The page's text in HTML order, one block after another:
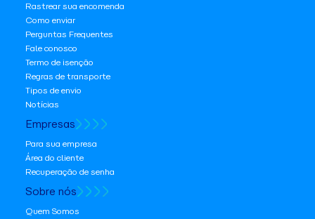
Rastrear sua encomenda
Como enviar
Perguntas Frequentes
Fale conosco
Termo de isenção
Regras de transporte
Tipos de envio
Notícias
Empresas
Para sua empresa
Área do cliente
Recuperação de senha
Sobre nós
Quem Somos